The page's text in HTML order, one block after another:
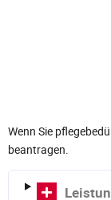
Wenn Sie
beantragen.